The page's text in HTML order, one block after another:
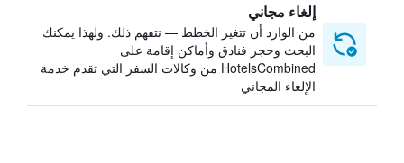
إلغاء مجاني
من الوارد أن تتغير الخطط — نتفهم ذلك. ولهذا يمكنك
البحث وحجز فنادق وأماكن إقامة على
HotelsCombined من وكالات السفر التي تقدم خدمة
الإلغاء المجاني